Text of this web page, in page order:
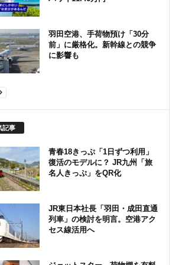
羽田空港、手荷物預け「30分
前」に厳格化。新幹線との競争
に影響も
記事
青春18きっぷ「1日ずつ利用」
復活のモデルに？ JR九州「旅
名人きっぷ」をQR化
JR東日本社長「羽田・成田直通
列車」の検討を明言。空港アク
セス線活用へ